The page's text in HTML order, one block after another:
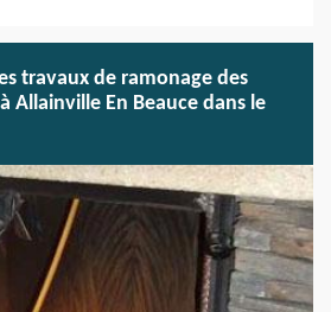
travaux de ramonage des
Allainville En Beauce dans le